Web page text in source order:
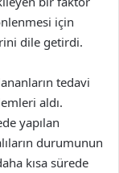
için
dile getirdi.
tedavi
aldı.
yapılan
durumunun
kısa sürede